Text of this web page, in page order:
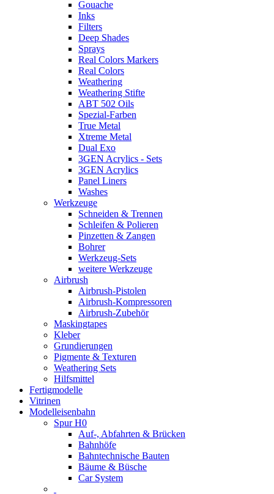
Gouache
Inks
Filters
Deep Shades
Sprays
Real Colors Markers
Real Colors
Weathering
Weathering Stifte
ABT 502 Oils
Spezial-Farben
True Metal
Xtreme Metal
Dual Exo
3GEN Acrylics - Sets
3GEN Acrylics
Panel Liners
Washes
Werkzeuge
Schneiden & Trennen
Schleifen & Polieren
Pinzetten & Zangen
Bohrer
Werkzeug-Sets
weitere Werkzeuge
Airbrush
Airbrush-Pistolen
Airbrush-Kompressoren
Airbrush-Zubehör
Maskingtapes
Kleber
Grundierungen
Pigmente & Texturen
Weathering Sets
Hilfsmittel
Fertigmodelle
Vitrinen
Modelleisenbahn
Spur H0
Auf-, Abfahrten & Brücken
Bahnhöfe
Bahntechnische Bauten
Bäume & Büsche
Car System